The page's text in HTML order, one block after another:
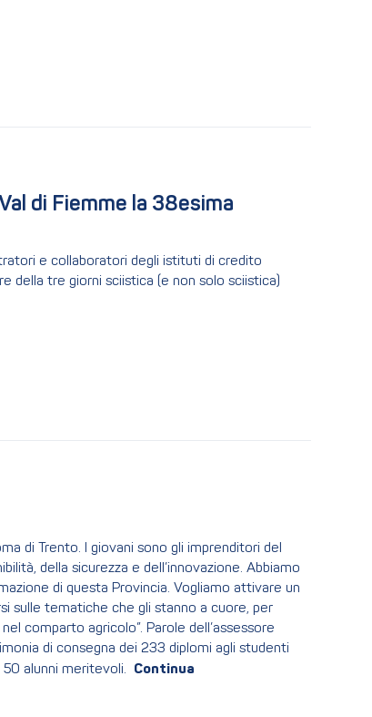
di Fiemme la 38esima
e collaboratori degli istituti di credito
della tre giorni sciistica (e non solo sciistica)
di Trento. I giovani sono gli imprenditori del
della sicurezza e dell’innovazione. Abbiamo
di questa Provincia. Vogliamo attivare un
sulle tematiche che gli stanno a cuore, per
comparto agricolo”. Parole dell’assessore
di consegna dei 233 diplomi agli studenti
alunni meritevoli.